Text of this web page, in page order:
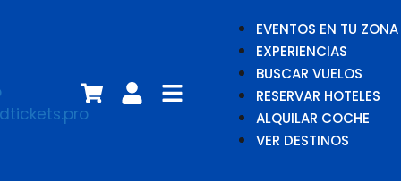
EVENTOS EN TU ZONA
EXPERIENCIAS
BUSCAR VUELOS
RESERVAR HOTELES
ALQUILAR COCHE
VER DESTINOS